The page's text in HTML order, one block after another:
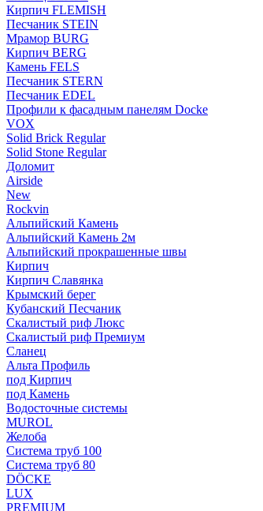
Кирпич FLEMISH
Пес­ча­ник STEIN
Мрамор BURG
Кирпич BERG
Камень FELS
Пес­ча­ник STERN
Пес­ча­ник EDEL
Профили к фасадным панелям Docke
VOX
Solid Brick Regular
Solid Stone Regular
Доломит
Airside
New
Rockvin
Альпийский Камень
Альпийский Камень 2м
Альпийский прокрашенные швы
Кирпич
Кирпич Славянка
Крымский берег
Кубанский Песчаник
Скалистый риф Люкс
Скалистый риф Премиум
Сланец
Альта Профиль
под Кирпич
под Камень
Водосточные системы
MUROL
Желоба
Система труб 100
Система труб 80
DÖCKE
LUX
PREMIUM